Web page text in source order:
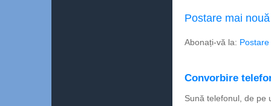
Postare mai nouă
Abonați-vă la:
Convorbire
Sună telefonul, de pe